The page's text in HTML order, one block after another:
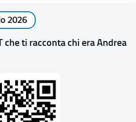
2026
che ti racconta chi era Andrea